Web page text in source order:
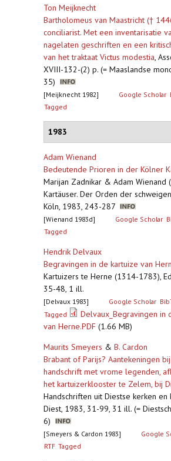
Ton Meijknecht
Bartholomeus van Maastricht (†
conciliarist. Met een inventarisatie
nagelaten geschriften en een
van het traktaat Victus modestia,
XVIII-132-(2) p. (= Maaslandse
35)
[Meijknecht 1982] Google Scholar
Tagged
1983
Adam Wienand
Bedeutende Prioren in der Kölner
Marijan Zadnikar & Adam Wienand
Kartäuser. Der Orden der
Köln, 1983, 243-287
[Wienand 1983d] Google Scholar
Tagged
Hendrik Delvaux
Begravingen in de kartuize van
Kartuizers te Herne (1314-1783),
35-48, 1 ill.
[Delvaux 1983] Google Scholar
Tagged
Delvaux_Begravingen in
van Herne.PDF (1.66 MB)
Maurits Smeyers & B. Cardon
Brabant of Parijs? Aantekeningen
handschrift met vrome legenden,
het kartuizerklooster te Zelem, bij
Handschriften uit Diestse kerken en
Diest, 1983, 31-99, 31 ill. (=
6)
[Smeyers & Cardon 1983] Google
RTF Tagged